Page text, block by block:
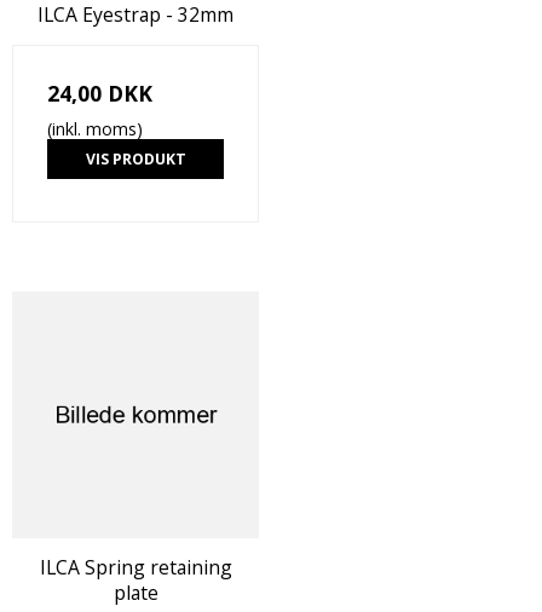
ILCA Eyestrap - 32mm
24,00 DKK
(inkl. moms)
VIS PRODUKT
ILCA Spring retaining
plate